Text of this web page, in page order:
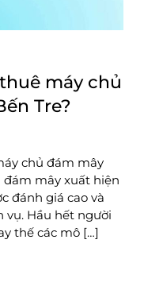
máy chủ
Tre?
chủ đám mây
đám mây xuất hiện
đánh giá cao và
Hầu hết người
thế các mô […]